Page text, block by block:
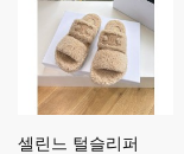
셀린느 털슬리퍼